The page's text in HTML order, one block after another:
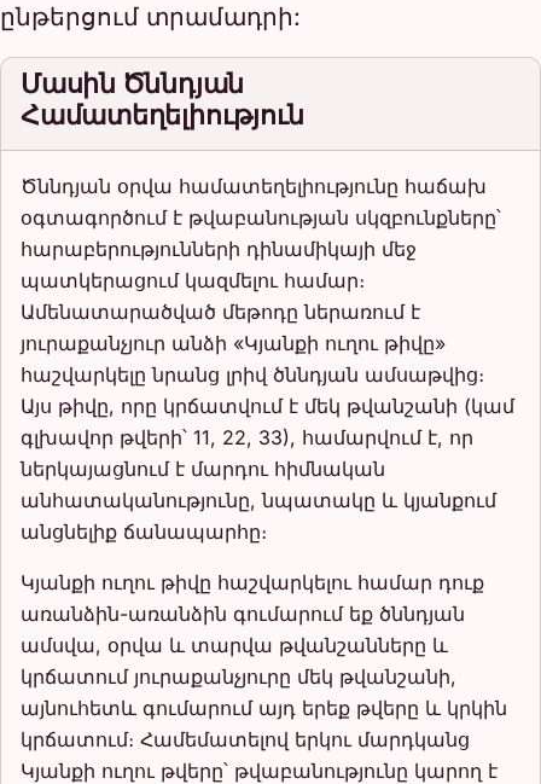
ընթերցում տրամադրի:
Մասին Ծննդյան
Համատեղելիություն
Ծննդյան օրվա համատեղելիությունը հաճախ
օգտագործում է թվաբանության սկզբունքները՝
հարաբերությունների դինամիկայի մեջ
պատկերացում կազմելու համար։
Ամենատարածված մեթոդը ներառում է
յուրաքանչյուր անձի «Կյանքի ուղու թիվը»
հաշվարկելը նրանց լրիվ ծննդյան ամսաթվից։
Այս թիվը, որը կրճատվում է մեկ թվանշանի (կամ
գլխավոր թվերի՝ 11, 22, 33), համարվում է, որ
ներկայացնում է մարդու հիմնական
անհատականությունը, նպատակը և կյանքում
անցնելիք ճանապարհը։
Կյանքի ուղու թիվը հաշվարկելու համար դուք
առանձին-առանձին գումարում եք ծննդյան
ամսվա, օրվա և տարվա թվանշանները և
կրճատում յուրաքանչյուրը մեկ թվանշանի,
այնուհետև գումարում այդ երեք թվերը և կրկին
կրճատում։ Համեմատելով երկու մարդկանց
Կյանքի ուղու թվերը՝ թվաբանությունը կարող է